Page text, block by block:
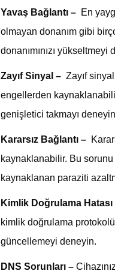
Yavaş Bağlantı – En
olmayan donanım gibi
donanımınızı yükseltmeyi
Zayıf Sinyal – Zayıf
engellerden
genişletici takmayı
Kararsız Bağlantı –
kaynaklanabilir. Bu sorunu
kaynaklanan paraziti
Kimlik Doğrulama Hatası
kimlik doğrulama
güncellemeyi deneyin.
DNS Sorunları –